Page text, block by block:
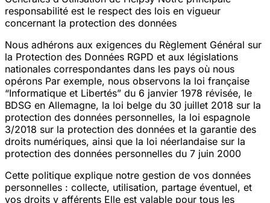
responsabilité est le respect des lois en vigueur
concernant la protection des données
Nous adhérons aux exigences du Règlement Général sur
la Protection des Données RGPD et aux législations
nationales correspondantes dans les pays où nous
opérons Par exemple, nous observons la loi française
“Informatique et Libertés” du 6 janvier 1978 révisée, le
BDSG en Allemagne, la loi belge du 30 juillet 2018 sur la
protection des données personnelles, la loi espagnole
3/2018 sur la protection des données et la garantie des
droits numériques, ainsi que la loi néerlandaise sur la
protection des données personnelles du 7 juin 2000
Cette politique explique notre gestion de vos données
personnelles : collecte, utilisation, partage éventuel, et
vos droits y afférents Elle est valable pour tous les